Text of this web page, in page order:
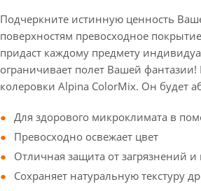
Подчеркните истинную ценность
поверхностям превосходное
придаст каждому предмету
ограничивает полет Вашей
колеровки Alpina ColorMix. Он будет
Для здорового микроклимата в
Превосходно освежает цвет
Отличная защита от загрязнений и
Сохраняет натуральную текстуру